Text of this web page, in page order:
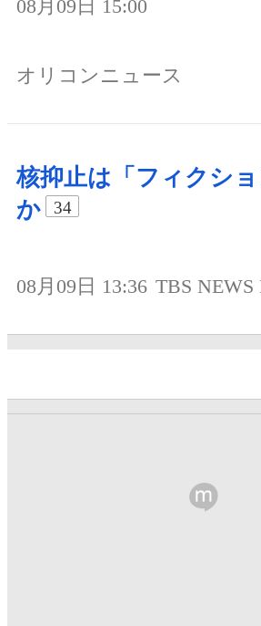
08月09日 15:00
オリコンニュース
核抑止は「フィクショ
か
34
08月09日 13:36 TBS NEWS